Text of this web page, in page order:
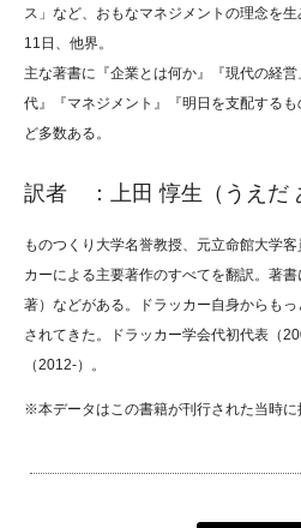
ス」など、おもなマネジメントの理念を
11日、他界。
主な著書に『企業とは何か』『現代の経
代』『マネジメント』『明日を支配する
ど多数ある。
訳者 ：上田 惇生（うえだ
ものつくり大学名誉教授、元立命館大学
カーによる主要著作のすべてを翻訳。著
著）などがある。ドラッカー自身からも
されてきた。ドラッカー学会代初代表（
（2012-）。
※本データはこの書籍が刊行された当時に